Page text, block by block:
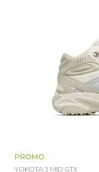
PROMO
YOKOTA 3 MID GTX